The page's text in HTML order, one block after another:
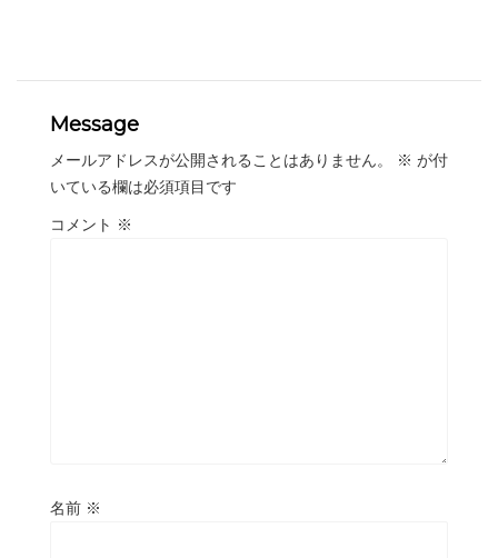
Message
メールアドレスが公開されることはありません。 ※ が付
いている欄は必須項目です
コメント ※
名前 ※